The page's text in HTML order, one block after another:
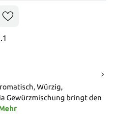
Wert ein oder benutze die
Würzig,
Gewürzmischung bringt den